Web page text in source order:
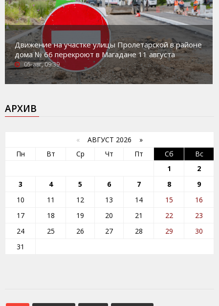
Движение на участке улицы Пролетарской в районе
дома № 66 перекроют в Магадане 11 августа
05-авг, 09:39
АРХИВ
« АВГУСТ 2026 »
Пн
Вт Ср Чт Пт Сб
Вс
1
2
3
4 5 6 7 8
9
10
11 12 13 14 15
16
17
18 19 20 21 22
23
24
25 26 27 28 29
30
31